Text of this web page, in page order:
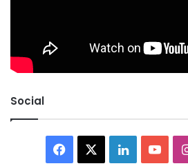
Social
Facebook LinkedIn